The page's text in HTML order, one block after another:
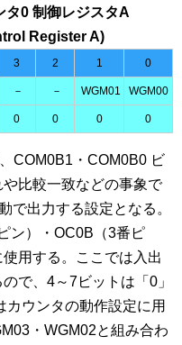
0 制御レジスタA
Register A)
3 2 1 0
－ － WGM01 WGM00
0 0 0 0
COM0B1・COM0B0 ビ
比較一致などの事象で
で出力する設定となる。
ン）・OC0B（3番ピ
用する。ここでは入出
で、4～7ビットは「0」
カウンタの動作設定に用
・WGM02と組み合わ